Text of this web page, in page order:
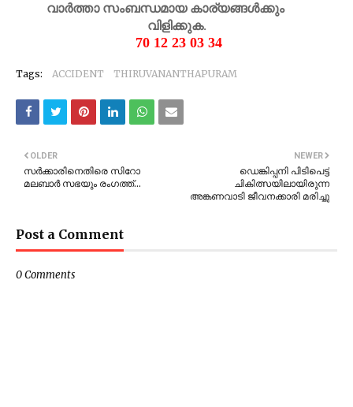
വാർത്താ സംബന്ധമായ കാര്യങ്ങൾക്കും
വിളിക്കുക.
70 12 23 03 34
Tags: ACCIDENT THIRUVANANTHAPURAM
NEWER
ഡെങ്കിപ്പനി പിടിപെട്ട്
ചികിത്സയിലായിരുന്ന
അങ്കണവാടി ജീവനക്കാരി മരിച്ചു
OLDER
സർക്കാരിനെതിരെ സിറോ
മലബാർ സഭയും രംഗത്ത്…
Post a Comment
0 Comments